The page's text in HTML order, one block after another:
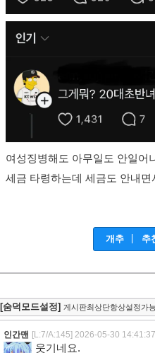
여성징병해도 아무일도 안일어
세금 타령하는데 세금도 안내면
개추 | 추
[숨덕모드설정] 게시판최상단항상설정가능
인간맨 [L:7/A:145] 2026-05-30 14:41:37
웃기네요.